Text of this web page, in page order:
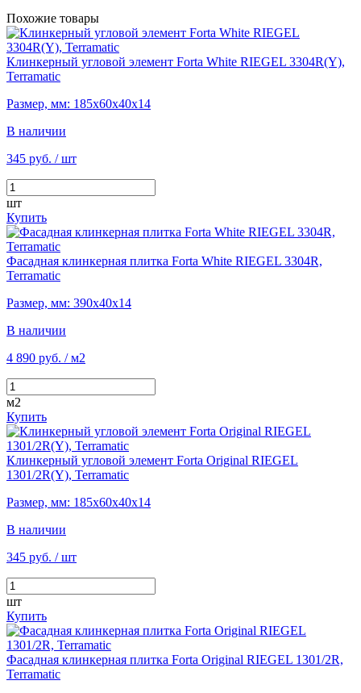
Похожие товары
Клинкерный угловой элемент Forta White RIEGEL 3304R(Y),
Terramatic
Размер, мм: 185х60х40х14
В наличии
345 руб. / шт
шт
Купить
Фасадная клинкерная плитка Forta White RIEGEL 3304R,
Terramatic
Размер, мм: 390х40х14
В наличии
4 890 руб. / м2
м2
Купить
Клинкерный угловой элемент Forta Original RIEGEL
1301/2R(Y), Terramatic
Размер, мм: 185х60х40х14
В наличии
345 руб. / шт
шт
Купить
Фасадная клинкерная плитка Forta Original RIEGEL 1301/2R,
Terramatic